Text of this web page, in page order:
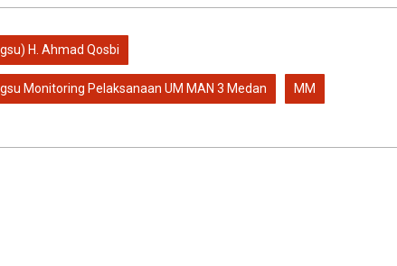
H. Ahmad Qosbi
Monitoring Pelaksanaan UM MAN 3 Medan MM